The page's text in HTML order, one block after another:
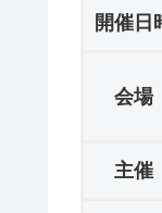
開催日
会場
主催